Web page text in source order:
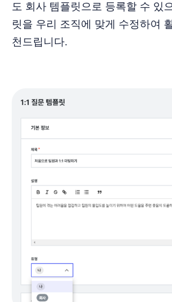
도 회사 템플릿으로 등록할 수 있
릿을 우리 조직에 맞게 수정하여
천드립니다.